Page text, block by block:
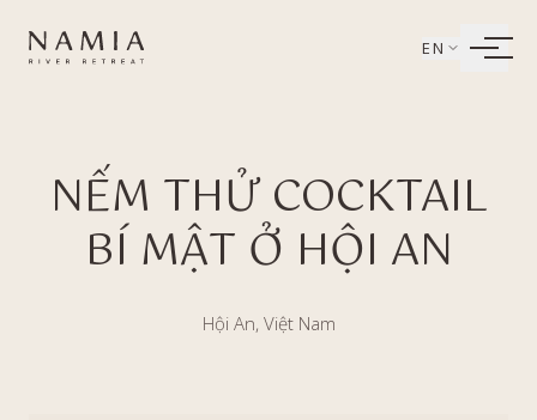
EN
WELLBEING
DINING
NẾM THỬ COCKTAIL
BÍ MẬT Ở HỘI AN
Hội An, Việt Nam